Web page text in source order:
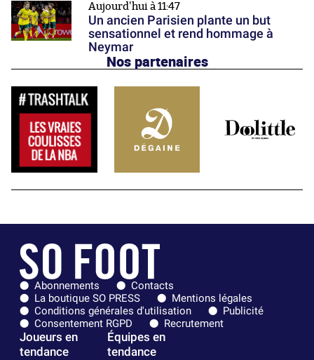
Aujourd'hui à 11:47
Un ancien Parisien plante un but
sensationnel et rend hommage à
Neymar
Nos partenaires
Abonnements
Contacts
La boutique SO PRESS
Mentions légales
Conditions générales d'utilisation
Publicité
Consentement RGPD
Recrutement
Joueurs en
tendance
Équipes en
tendance